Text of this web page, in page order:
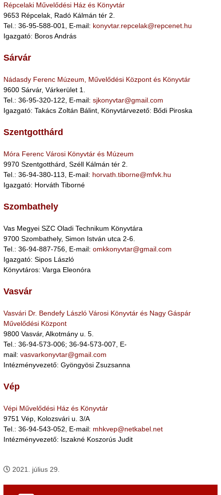
Répcelaki Művelődési Ház és Könyvtár
9653 Répcelak, Radó Kálmán tér 2.
Tel.: 36-95-588-001, E-mail: konyvtar.repcelak@repcenet.hu
Igazgató: Boros András
Sárvár
Nádasdy Ferenc Múzeum, Művelődési Központ és Könyvtár
9600 Sárvár, Várkerület 1.
Tel.: 36-95-320-122, E-mail: sjkonyvtar@gmail.com
Igazgató: Takács Zoltán Bálint, Könyvtárvezető: Bődi Piroska
Szentgotthárd
Móra Ferenc Városi Könyvtár és Múzeum
9970 Szentgotthárd, Széll Kálmán tér 2.
Tel.: 36-94-380-113, E-mail: horvath.tiborne@mfvk.hu
Igazgató: Horváth Tiborné
Szombathely
Vas Megyei SZC Oladi Technikum Könyvtára
9700 Szombathely, Simon István utca 2-6.
Tel.: 36-94-887-756, E-mail: omkkonyvtar@gmail.com
Igazgató: Sipos László
Könyvtáros: Varga Eleonóra
Vasvár
Vasvári Dr. Bendefy László Városi Könyvtár és Nagy Gáspár
Művelődési Központ
9800 Vasvár, Alkotmány u. 5.
Tel.: 36-94-573-006; 36-94-573-007, E-
mail: vasvarkonyvtar@gmail.com
Intézményvezető: Gyöngyösi Zsuzsanna
Vép
Vépi Művelődési Ház és Könyvtár
9751 Vép, Kolozsvári u. 3/A
Tel.: 36-94-543-052, E-mail: mhkvep@netkabel.net
Intézményvezető: Iszakné Koszorús Judit
2021. július 29.